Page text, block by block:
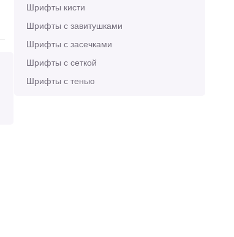
Шрифты кисти
Шрифты с завитушками
Шрифты с засечками
Шрифты с сеткой
Шрифты с тенью